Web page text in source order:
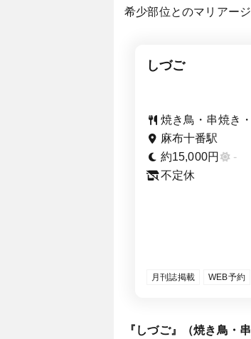
希少部位とのマリアー
しづご
焼き鳥・串焼き
麻布十番駅
約15,000円
-
不定休
月刊誌掲載 WEB予約
『しづご』（焼き鳥・